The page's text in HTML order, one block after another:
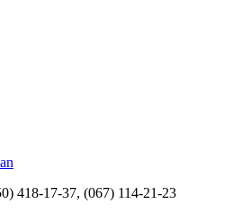
418-17-37, (067) 114-21-23